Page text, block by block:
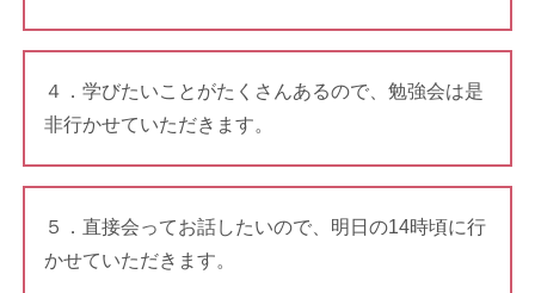
４．学びたいことがたくさんあるので、勉強会は是
非行かせていただきます。
５．直接会ってお話したいので、明日の14時頃に行
かせていただきます。